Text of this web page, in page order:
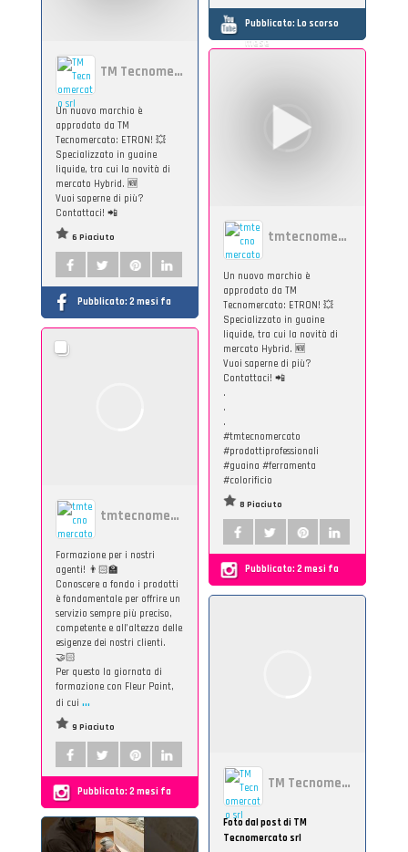
Pubblicato: Lo scorso
mese
TM Tecnomercato srl
Un nuovo marchio è
approdato da TM
Tecnomercato: ETRON! 💥
Specializzato in guaine
liquide, tra cui la novità di
mercato Hybrid. 🆕
Vuoi saperne di più?
Contattaci! 📲
6 Piaciuto
Pubblicato: 2 mesi fa
tmtecnomercato
Un nuovo marchio è
approdato da TM
Tecnomercato: ETRON! 💥
Specializzato in guaine
liquide, tra cui la novità di
mercato Hybrid. 🆕
Vuoi saperne di più?
Contattaci! 📲
.
.
.
#tmtecnomercato
#prodottiprofessionali
#guaina #ferramenta
#colorificio
8 Piaciuto
Pubblicato: 2 mesi fa
tmtecnomercato
Formazione per i nostri
agenti! 👨🏻‍🏫
Conoscere a fondo i prodotti
è fondamentale per offrire un
servizio sempre più preciso,
competente e all’altezza delle
esigenze dei nostri clienti.
🤝🏻
Per questo la giornata di
formazione con Fleur Paint,
di cui ...
9 Piaciuto
Pubblicato: 2 mesi fa TM Tecnomercato srl
Foto dal post di TM
Tecnomercato srl